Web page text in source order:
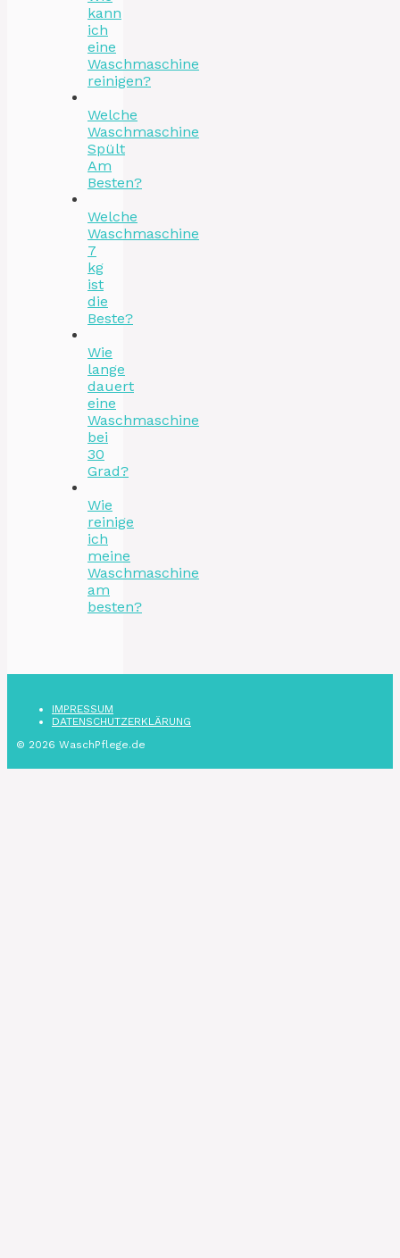
kann
ich
eine
Waschmaschine
reinigen?
Welche
Waschmaschine
Spült
Am
Besten?
Welche
Waschmaschine
7
kg
ist
die
Beste?
Wie
lange
dauert
eine
Waschmaschine
bei
30
Grad?
Wie
reinige
ich
meine
Waschmaschine
am
besten?
IMPRESSUM
DATENSCHUTZ­ERKLÄRUNG
© 2026 WaschPflege.de